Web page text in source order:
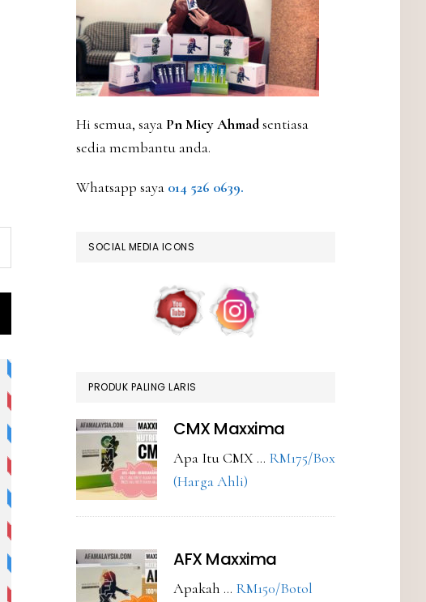
Hi semua, saya Pn Miey Ahmadsentiasa
sedia membantu anda.
Whatsapp saya 014 526 0639.
SOCIAL MEDIA ICONS
PRODUK PALING LARIS
CMX Maxxima
Apa Itu CMX … RM175/Box
(Harga Ahli)
AFX Maxxima
Apakah … RM150/Botol